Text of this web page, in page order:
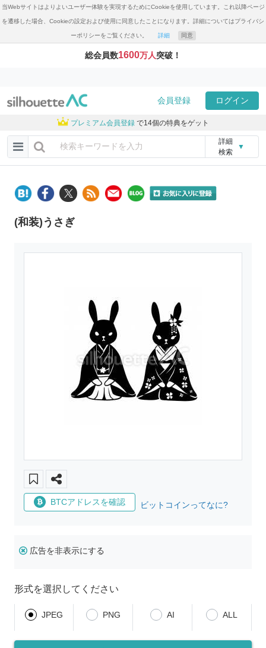
当Webサイトはよりよいユーザー体験を実現するためにCookieを使用しています。これ以降ページ
を遷移した場合、Cookieの設定および使用に同意したことになります。詳細についてはプライバシ
ーポリシーをご覧ください。 詳細 同意
総会員数1600万人突破！
会員登録 ログイン
プレミアム会員登録 で14個の特典をゲット
詳細
検索
▼
(和装)うさぎ
BTCアドレスを確認 ビットコインってなに?
広告を非表示にする
形式を選択してください
JPEG PNG AI ALL